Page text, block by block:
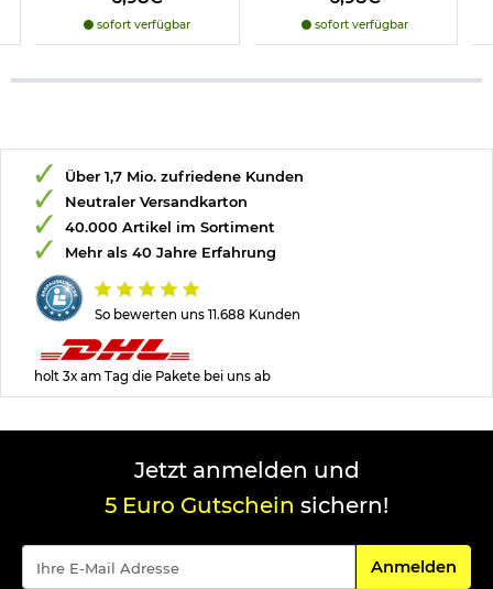
sofort verfügbar sofort verfügbar
So bewerten uns 11.688 Kunden
Über 1,7 Mio. zufriedene Kunden
Neutraler Versandkarton
40.000 Artikel im Sortiment
Mehr als 40 Jahre Erfahrung
holt 3x am Tag die Pakete bei uns ab
Jetzt anmelden und
5 Euro Gutschein sichern!
Für den
Anmelden